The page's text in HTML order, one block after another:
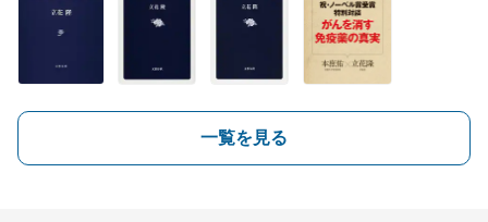
一覧を見る